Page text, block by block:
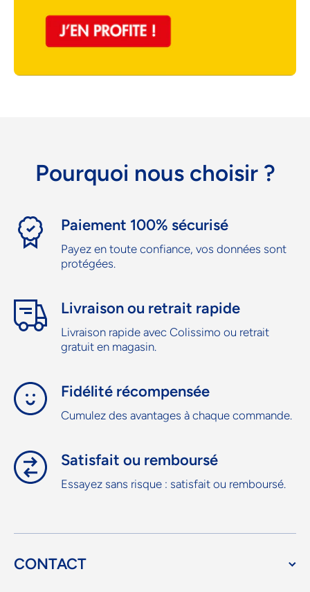
Pourquoi nous choisir ?
Paiement 100% sécurisé
Payez en toute confiance, vos données sont
protégées.
Livraison ou retrait rapide
Livraison rapide avec Colissimo ou retrait
gratuit en magasin.
Fidélité récompensée
Cumulez des avantages à chaque commande.
Satisfait ou remboursé
Essayez sans risque : satisfait ou remboursé.
CONTACT